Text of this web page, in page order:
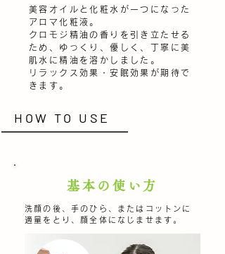
美容オイルと化粧水が一つになった
アロマ化粧液。
クロモジ精油の香りを引き立たせる
ため、ゆっくり、優しく、丁寧に美
肌水に精油を溶かしました。
リラックス効果・安眠効果が期待で
きます。
HOW TO USE
基本の使い方
洗顔の後、手のひら、またはコットンに
適量をとり、顔全体になじませます。